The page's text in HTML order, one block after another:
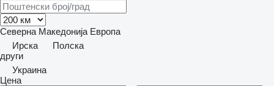
Северна Македонија Европа
Ирска
Полска
други
Украина
Цена